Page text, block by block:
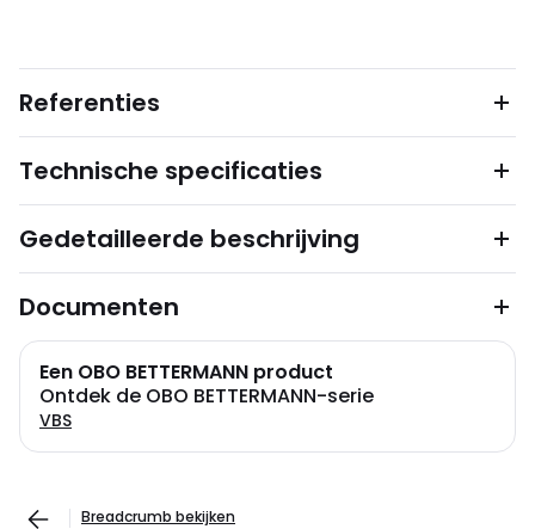
Referenties
Technische specificaties
Gedetailleerde beschrijving
Documenten
Een OBO BETTERMANN product
Ontdek de OBO BETTERMANN-serie
VBS
Breadcrumb bekijken